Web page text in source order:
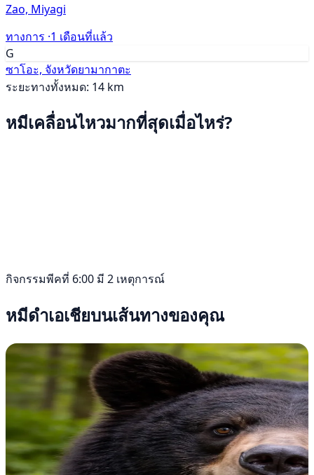
Zao, Miyagi
ทางการ ·1 เดือนที่แล้ว
G
ซาโอะ, จังหวัดยามากาตะ
ระยะทางทั้งหมด: 14 km
หมีเคลื่อนไหวมากที่สุดเมื่อไหร่?
กิจกรรมพีคที่ 6:00 มี 2 เหตุการณ์
หมีดำเอเชียบนเส้นทางของคุณ